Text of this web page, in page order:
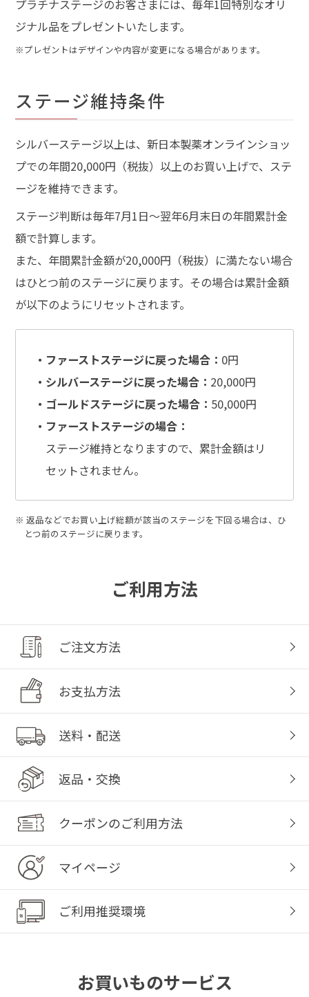
プラチナステージのお客さまには、毎年1回特別なオリ
ジナル品をプレゼントいたします。
※プレゼントはデザインや内容が変更になる場合があります。
ステージ維持条件
シルバーステージ以上は、新日本製薬オンラインショッ
プでの年間20,000円（税抜）以上のお買い上げで、ステ
ージを維持できます。
ステージ判断は毎年7月1日～翌年6月末日の年間累計金
額で計算します。
また、年間累計金額が20,000円（税抜）に満たない場合
はひとつ前のステージに戻ります。その場合は累計金額
が以下のようにリセットされます。
・ファーストステージに戻った場合： 0円
・シルバーステージに戻った場合： 20,000円
・ゴールドステージに戻った場合： 50,000円
・ファーストステージの場合：
ステージ維持となりますので、累計金額はリ
セットされません。
※ 返品などでお買い上げ総額が該当のステージを下回る場合は、ひ
とつ前のステージに戻ります。
ご利用方法
ご注文方法
お支払方法
送料・配送
返品・交換
クーポンのご利用方法
マイページ
ご利用推奨環境
お買いものサービス